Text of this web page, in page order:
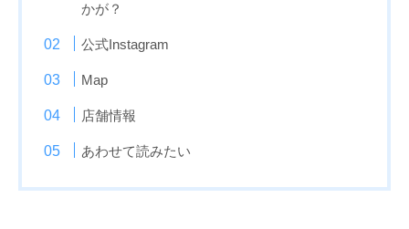
かが？
公式Instagram
Map
店舗情報
あわせて読みたい